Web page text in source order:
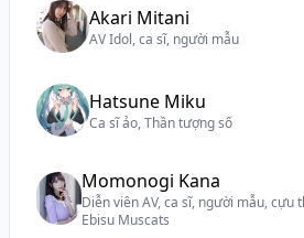
Akari Mitani
AV Idol, ca sĩ, người mẫu
Hatsune Miku
Ca sĩ ảo, Thần tượng số
Momonogi Kana
Diễn viên AV, ca sĩ, người mẫu, cựu
Ebisu Muscats